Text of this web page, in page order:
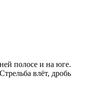
полосе и на юге.
влёт, дробь